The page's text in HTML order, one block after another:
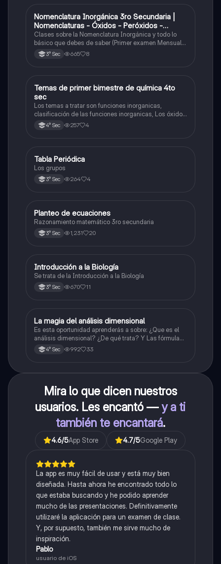
Química
Nomenclatura Inorgánica 3ro Secundaria |
Nomenclaturas - Óxidos - Peróxidos -
Hidróxido o Bases
Clases sobre la Nomenclatura Inorgánica y todo lo
básico que debes de saber (Primer examen Mensual
2025)3° Sec 665 8
Química
Temas de primer bimestre de química 4to
sec
Los temas a tratar son funciones inorganicas,
clasificación de las funciones inorganicas, Los óxidos
y los óxidos ácidos
4° Sec 257 4
Química
Tabla Periódica
Los grupos
3° Sec 264 4
Matemáticas
Planteo de ecuaciones
Razonamiento matemático 3ro secundaria
3° Sec 1,231 20
Biología
Introducción a la Biología
Se trata de la Introducción a la Biología
3° Sec 670 11
Física
La magia del análisis dimensional
Es esta oportunidad aprenderás a sobre: ¿Que es el
análisis dimensional? ¿De qué trata? Y Las fórmulas
de las magnitudes fundamentales y derivadas.
4° Sec 992 33
Mira lo que dicen nuestros
usuarios. Les encantó —y a ti
también te encantará.
4.6/5App Store 4.7/5Google Play
La app es muy fácil de usar y está muy bien
diseñada. Hasta ahora he encontrado todo lo
que estaba buscando y he podido aprender
mucho de las presentaciones. Definitivamente
utilizaré la aplicación para un examen de clase.
Y, por supuesto, también me sirve mucho de
inspiración.
Pablo
usuario de iOS